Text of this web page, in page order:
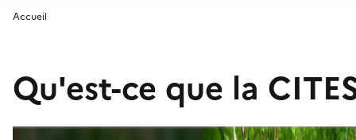
Accueil
Qu'est-ce que la